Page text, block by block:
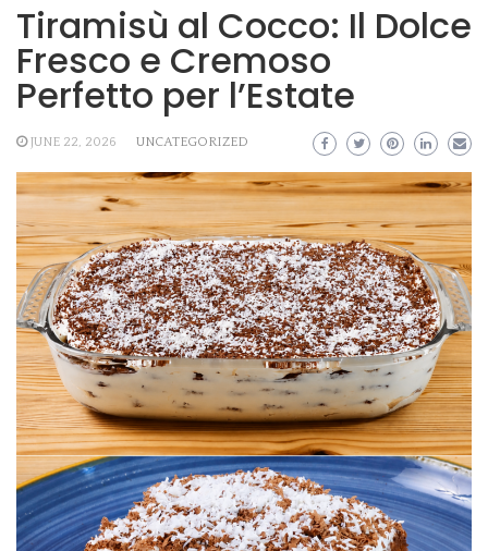
Tiramisù al Cocco: Il Dolce
Fresco e Cremoso
Perfetto per l’Estate
JUNE 22, 2026 UNCATEGORIZED